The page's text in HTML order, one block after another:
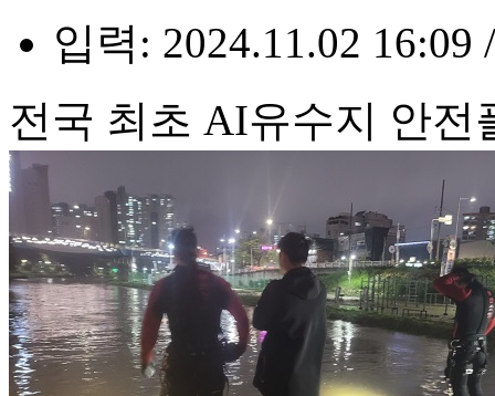
입력: 2024.11.02 16:09
전국 최초 AI유수지 안전